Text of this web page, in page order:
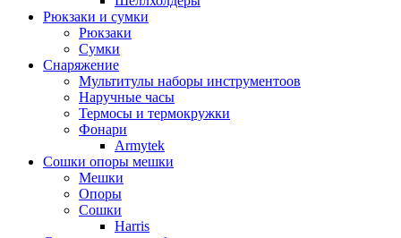
Рюкзаки и сумки
Рюкзаки
Сумки
Снаряжение
Мультитулы наборы инструментоов
Наручные часы
Термосы и термокружки
Фонари
Armytek
Сошки опоры мешки
Мешки
Опоры
Сошки
Harris